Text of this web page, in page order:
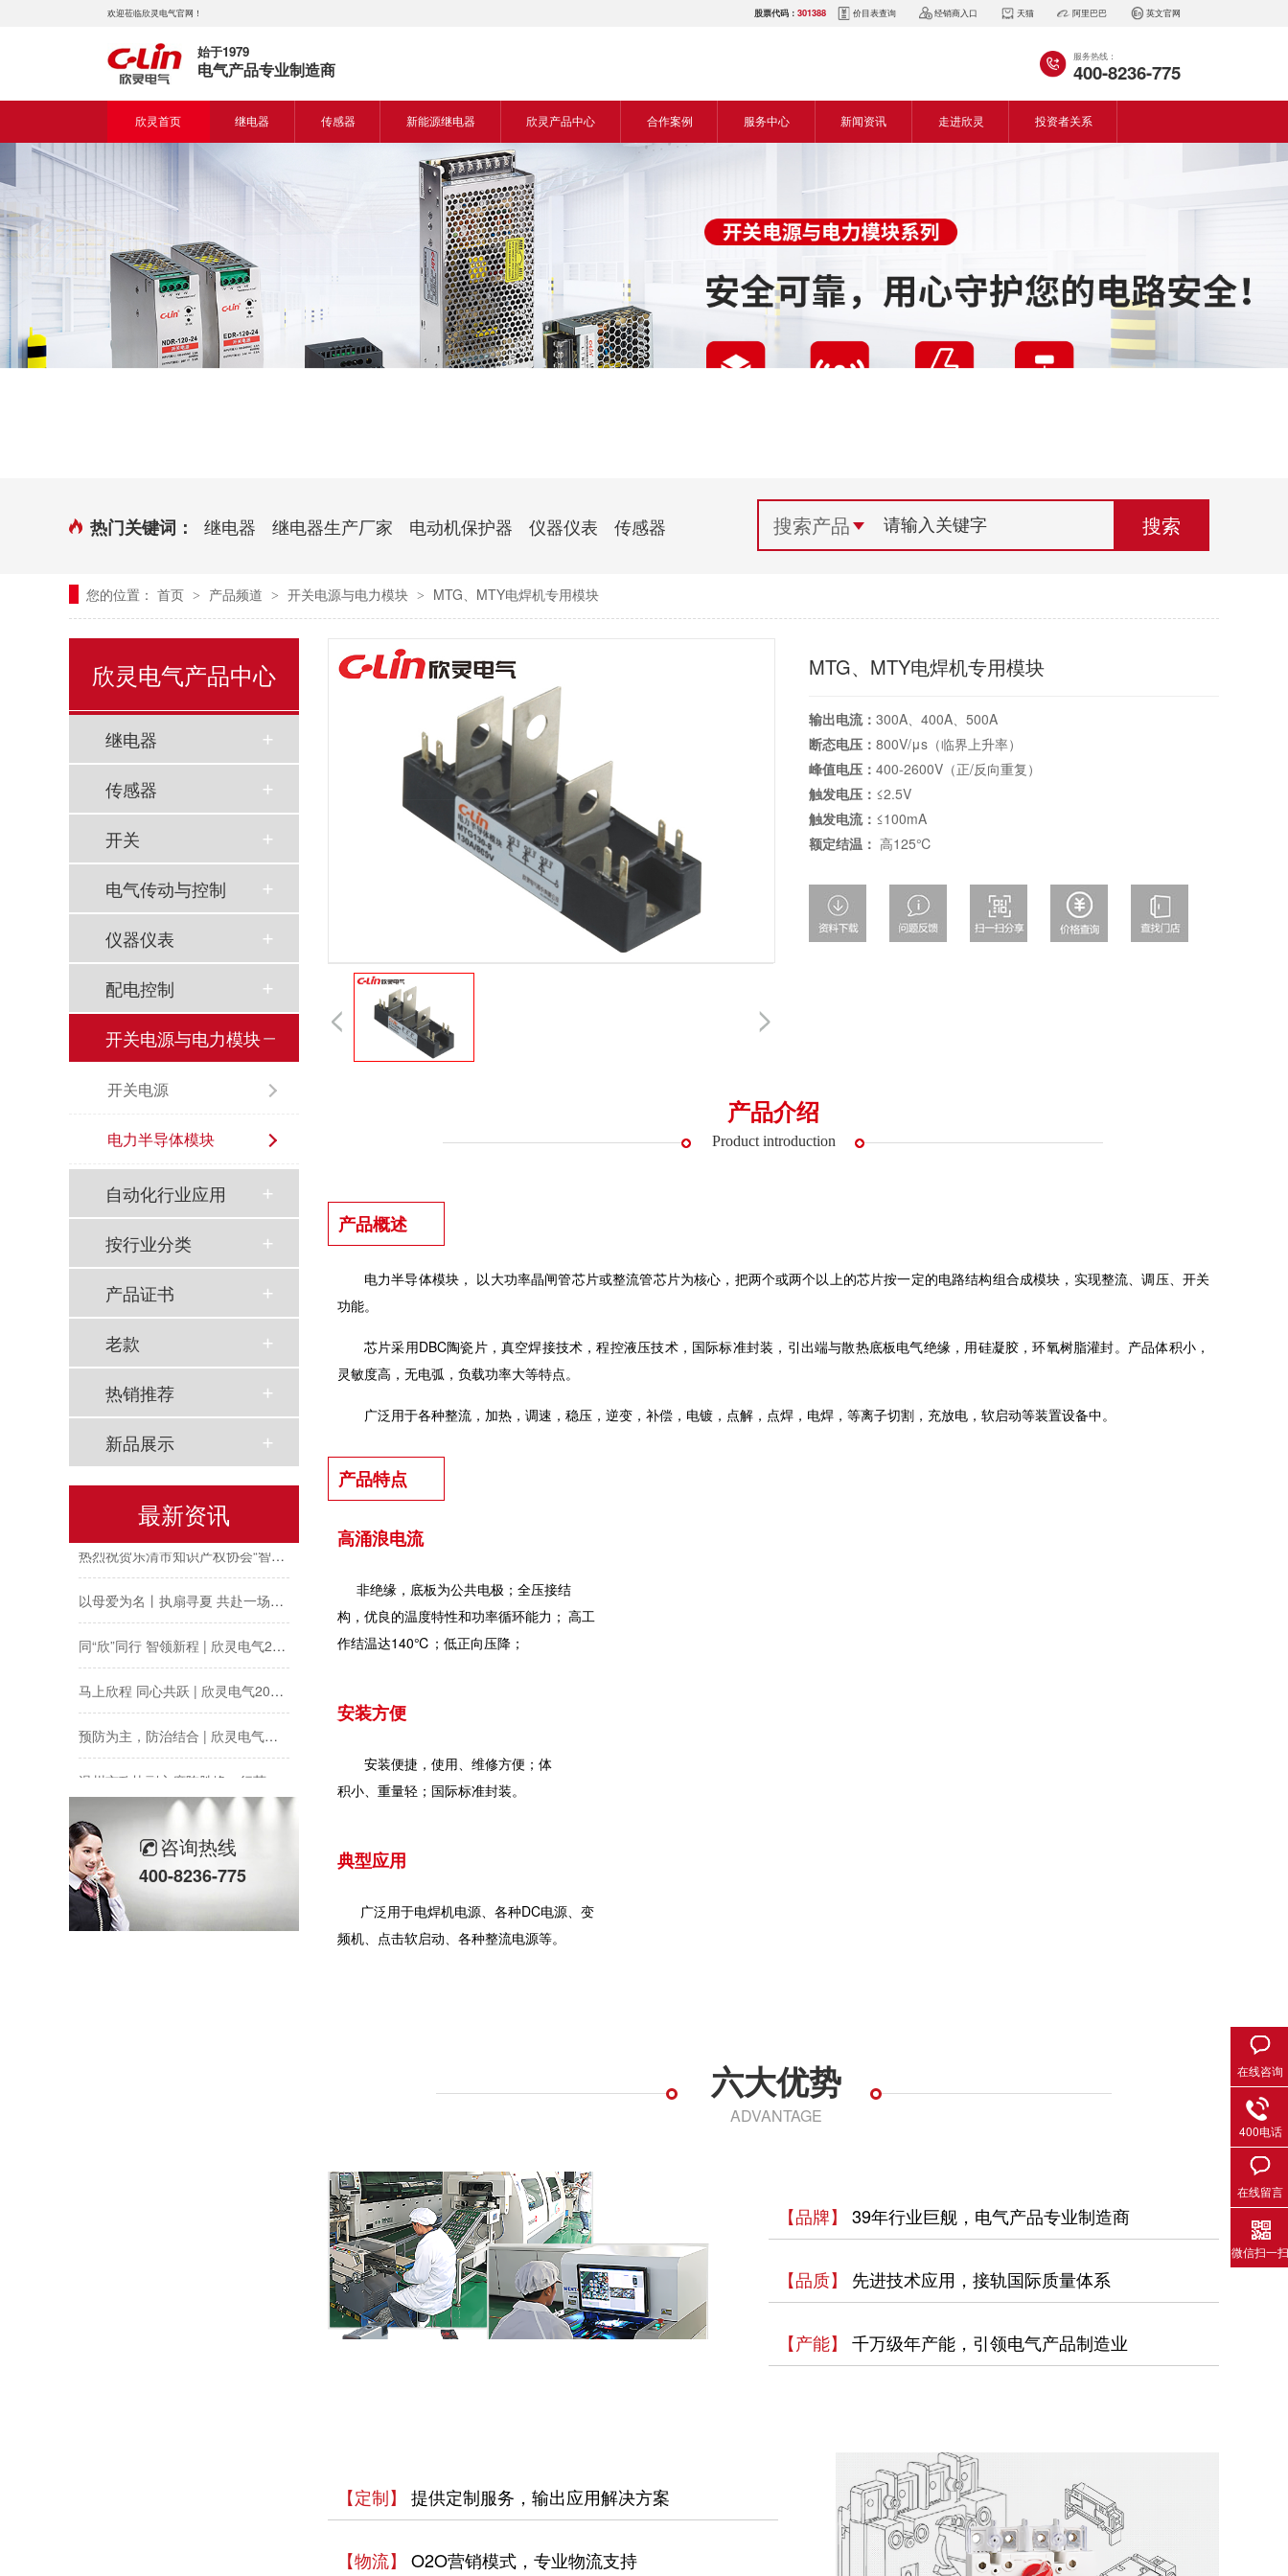
价目表查询 经销商入口 天猫 阿里巴巴 英文官网
欢迎莅临欣灵电气官网！ 股票代码：301388
始于1979
电气产品专业制造商
服务热线：
400-8236-775
欣灵首页 继电器
时间继电器
计数继电器
液位继电器
新能源继电器
传感器
编码器
热电偶
新能源继电器
新能源交流继电器
新能源直流继电器
欣灵产品中心
继电器
传感器
电气传动与控制
仪器仪表
合作案例
塑料机械行业
建筑机械行业
服务中心
服务热线
电商平台
下载中心
常见问题
技术支持
新闻资讯
展会资讯
电气百科
常见问答
走进欣灵
董事长致词
企业风采
专利证书
组织机构
联系欣灵
投资者关系
热门关键词： 继电器 继电器生产厂家 电动机保护器 仪器仪表 传感器
您的位置： 首页 > 产品频道 > 开关电源与电力模块 > MTG、MTY电焊机专用模块
MTG、MTY电焊机专用模块
输出电流：300A、400A、500A
断态电压：800V/μs（临界上升率）
峰值电压：400-2600V（正/反向重复）
触发电压： ≤2.5V
触发电流： ≤100mA
额定结温： 高125℃
产品介绍
Product introduction
产品概述
电力半导体模块， 以大功率晶闸管芯片或整流管芯片为核心，把两个或两个以上的芯片按一定的电路结构组合成模块，实现整流、调压、开关
功能。
芯片采用DBC陶瓷片，真空焊接技术，程控液压技术，国际标准封装，引出端与散热底板电气绝缘，用硅凝胶，环氧树脂灌封。产品体积小，
灵敏度高，无电弧，负载功率大等特点。
广泛用于各种整流，加热，调速，稳压，逆变，补偿，电镀，点解，点焊，电焊，等离子切割，充放电，软启动等装置设备中。
产品特点
高涌浪电流
非绝缘，底板为公共电极；全压接结
构，优良的温度特性和功率循环能力； 高工
作结温达140℃；低正向压降；
安装方便
安装便捷，使用、维修方便；体
积小、重量轻； 国际标准封装。
典型应用
广泛用于电焊机电源、各种DC电源、变
频机、点击软启动、各种整流电源等。
六大优势
ADVANTAGE
【品牌】 39年行业巨舰，电气产品专业制造商
【品质】 先进技术应用，接轨国际质量体系
【产能】 千万级年产能，引领电气产品制造业
【定制】 提供定制服务，输出应用解决方案
【物流】 O2O营销模式，专业物流支持
欣灵电气产品中心
继电器
传感器
开关
电气传动与控制
仪器仪表
配电控制
开关电源与电力模块
开关电源
电力半导体模块
自动化行业应用
按行业分类
产品证书
老款
热销推荐
新品展示
最新资讯
以母爱为名丨执扇寻夏 共赴一场美好花事
预防为主，防治结合 | 欣灵电气开展消防应急预案演练活动
温州市政协副主席陈胜峰一行莅临欣灵电气调研指导
农工党浙江省委会主委葛明华一行莅临欣灵电气考察调研
欣灵党建之行 寻访红色“旗”迹
热烈祝贺乐清市知识产权协会“智慧芽”专利搜索应用软件培训会顺利召开
咨询热线
400-8236-775
在线咨询
400电话
在线留言
微信扫一扫